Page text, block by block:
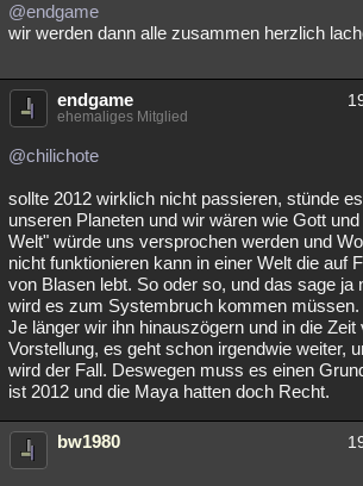
@endgame
wir werden dann alle zusammen herzlich
endgame
ehemaliges Mitglied
@chilichote
sollte 2012 wirklich nicht passieren, stünde
unseren Planeten und wir wären wie Gott
Welt" würde uns versprochen werden und
nicht funktionieren kann in einer Welt die auf
von Blasen lebt. So oder so, und das sage ja
wird es zum Systembruch kommen müssen.
Je länger wir ihn hinauszögern und in die
Vorstellung, es geht schon irgendwie weiter,
wird der Fall. Deswegen muss es einen
ist 2012 und die Maya hatten doch Recht.
bw1980